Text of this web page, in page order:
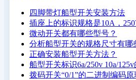
四脚带灯船型开关安装方法
插座上的标识规格是10A，
微动开关都有哪些型号？
分析船型开关的规格尺寸有哪
正确安装船型开关方法？
船型开关标识6a/250v 10a/125v
拨码开关“0/1”的二进制编码原